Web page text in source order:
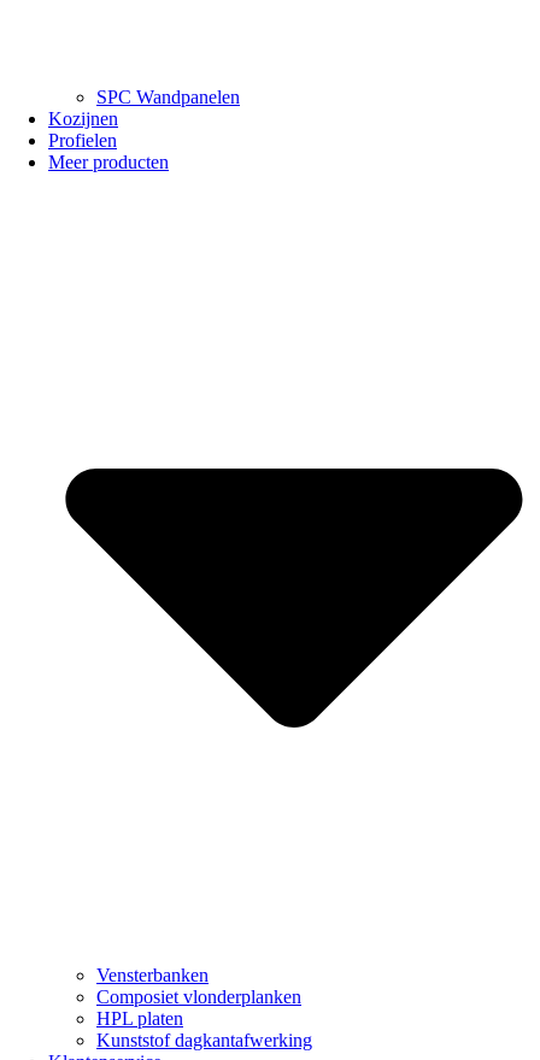
SPC Wandpanelen
Kozijnen
Profielen
Meer producten
Vensterbanken
Composiet vlonderplanken
HPL platen
Kunststof dagkantafwerking